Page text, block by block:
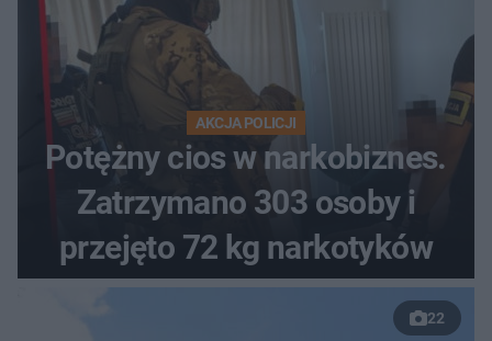
AKCJA POLICJI
Potężny cios w narkobiznes.
Zatrzymano 303 osoby i
przejęto 72 kg narkotyków
22